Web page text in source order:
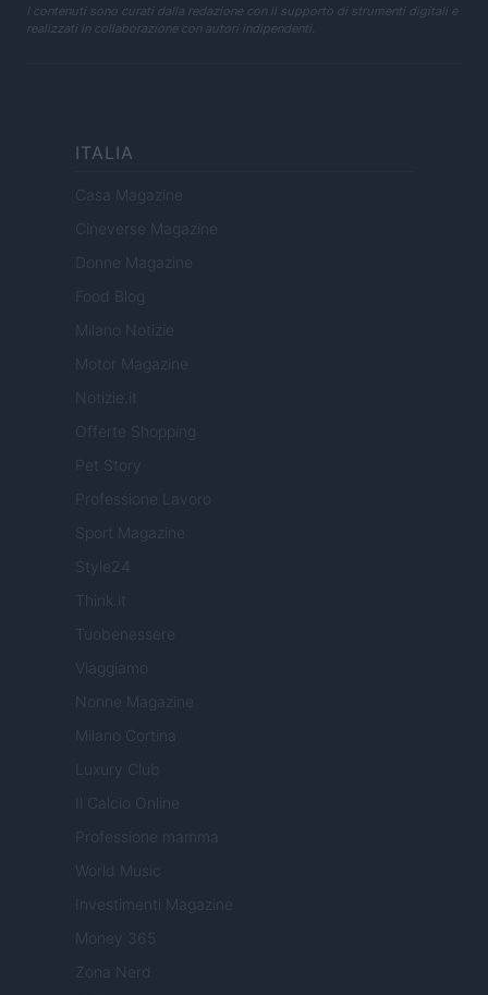
I contenuti sono curati dalla redazione con il supporto di strumenti digitali e
realizzati in collaborazione con autori indipendenti.
ITALIA
Casa Magazine
Cineverse Magazine
Donne Magazine
Food Blog
Milano Notizie
Motor Magazine
Notizie.it
Offerte Shopping
Professione Lavoro
Sport Magazine
Style24
Think.it
Tuobenessere
Viaggiamo
Nonne Magazine
Milano Cortina
Luxury Club
Il Calcio Online
Professione mamma
World Music
Investimenti Magazine
Money 365
Zona Nerd